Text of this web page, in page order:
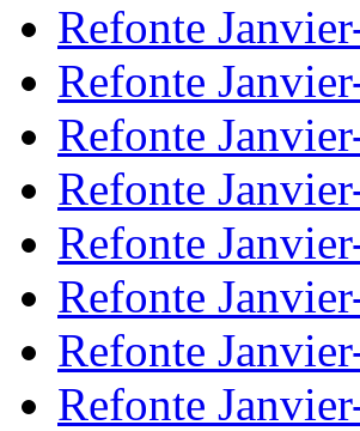
Refonte
Refonte
Refonte
Refonte
Refonte
Refonte
Refonte
Refonte